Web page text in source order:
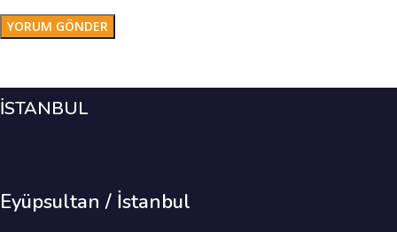
İSTANBUL
Eyüpsultan / İstanbul